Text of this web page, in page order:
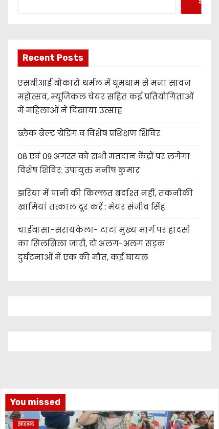
Recent Posts
एसबीआई बोकारो थर्मल में धूमधाम से मना सावन
महोत्सव, म्यूजिकल चेयर सहित कई प्रतियोगिताओं
में महिलाओं ने दिखाया उत्साह
ब्लैक बेल्ट ग्रेडिंग व विशेष प्रशिक्षण शिविर
08 एवं 09 अगस्त को सभी मतदान केंद्रों पर लगेगा
विशेष शिविर: उपायुक्त मनीष कुमार
झरिया में पानी की किल्लत बर्दाश्त नहीं, तकनीकी
खामियां तत्काल दूर करें : मेयर संजीव सिंह
चाईबासा-सरायकेला- टाटा मुख्य मार्ग पर हादसों
का सिलसिला जारी, दो अलग-अलग सड़क
दुर्घटनाओं में एक की मौत, कई घायल
You missed
झारखंड